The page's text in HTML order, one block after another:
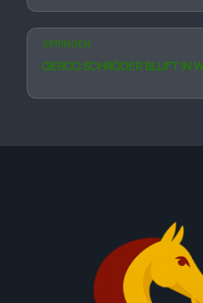
SPRINGEN
GERCO SCHRÖDER BLIJFT IN